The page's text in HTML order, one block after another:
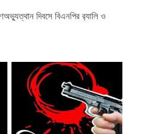
দিবসে বিএনপির র‌্যালি ও